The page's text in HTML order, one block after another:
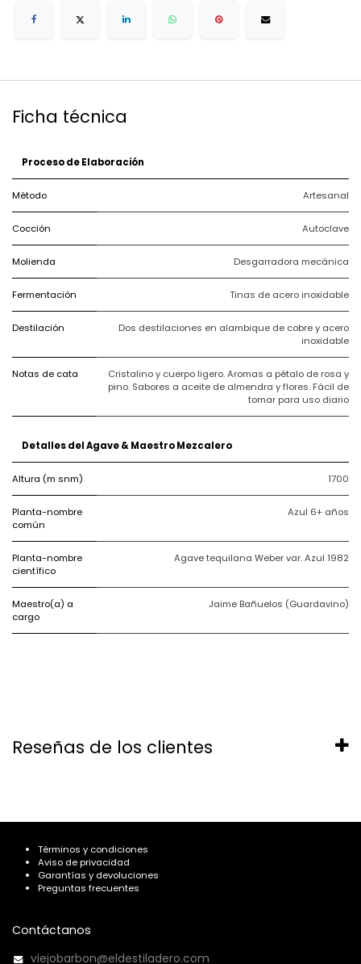
Ficha técnica
Proceso de Elaboración
Método Artesanal
Cocción Autoclave
Molienda Desgarradora mecánica
Fermentación Tinas de acero inoxidable
Destilación
Dos destilaciones en alambique de cobre y acero
inoxidable
Notas de cata
Cristalino y cuerpo ligero. Aromas a pétalo de rosa y
pino. Sabores a aceite de almendra y flores. Fácil de
tomar para uso diario
Detalles del Agave & Maestro Mezcalero
Altura (m snm) 1700
Planta-nombre
común
Azul 6+ años
Planta-nombre
científico
Agave tequilana Weber var. Azul 1982
Maestro(a) a
cargo
Jaime Bañuelos (Guardavino)
Reseñas de los clientes
Términos y condiciones
Aviso de privacidad
Garantías y devoluciones
Preguntas frecuentes
Contáctanos
viejobarbon@eldestiladero.com